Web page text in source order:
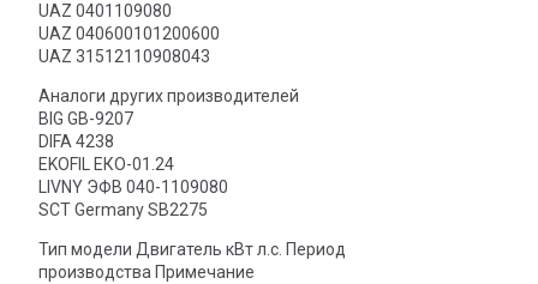
UAZ 0401109080
UAZ 040600101200600
UAZ 31512110908043
Аналоги других производителей
BIG GB-9207
DIFA 4238
EKOFIL ЕКО-01.24
LIVNY ЭФВ 040-1109080
SCT Germany SB2275
Тип модели Двигатель кВт л.с. Период
производства Примечание